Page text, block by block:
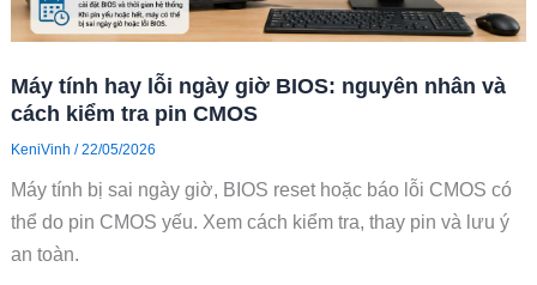
Máy tính hay lỗi ngày giờ BIOS: nguyên nhân và
cách kiểm tra pin CMOS
KeniVinh /22/05/2026
Máy tính bị sai ngày giờ, BIOS reset hoặc báo lỗi CMOS có
thể do pin CMOS yếu. Xem cách kiểm tra, thay pin và lưu ý
an toàn.